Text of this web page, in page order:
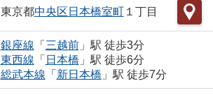
東京都中央区 日本橋室町１丁目
銀座線 「 三越前」駅 徒歩3分
東西線 「 日本橋 」駅 徒歩6分
総武本線 「 新日本橋 」駅 徒歩7分